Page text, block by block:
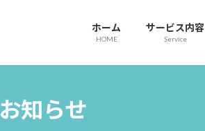
ホーム
HOME
サービス内容
Service
お知らせ